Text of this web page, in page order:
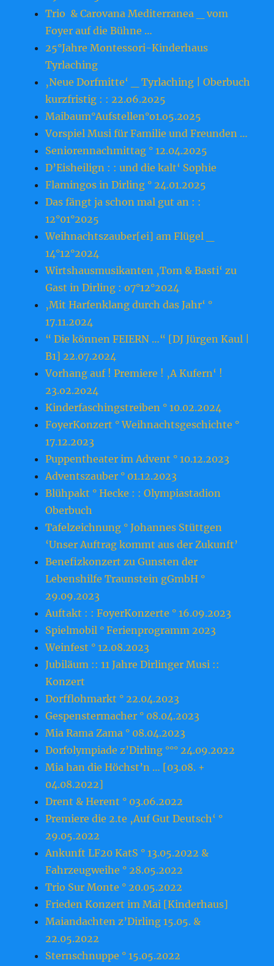
Trio & Carovana Mediterranea _ vom
Foyer auf die Bühne …
25°Jahre Montessori-Kinderhaus
Tyrlaching
‚Neue Dorfmitte‘ _ Tyrlaching | Oberbuch
kurzfristig : : 22.o6.2o25
Maibaum°Aufstellen°o1.o5.2o25
Vorspiel Musi für Familie und Freunden …
Seniorennachmittag ° 12.04.2025
D’Eisheilign : : und die kalt‘ Sophie
Flamingos in Dirling ° 24.01.2025
Das fängt ja schon mal gut an : :
12°01°2025
Weihnachtszauber[ei] am Flügel _
14°12°2024
Wirtshausmusikanten ‚Tom & Basti‘ zu
Gast in Dirling : o7°12°2024
‚Mit Harfenklang durch das Jahr‘ °
17.11.2024
“ Die können FEIERN …“ [DJ Jürgen Kaul |
B1] 22.07.2024
Vorhang auf ! Premiere ! ‚A Kufern‘ !
23.o2.2o24
Kinderfaschingstreiben ° 10.02.2024
FoyerKonzert ° Weihnachtsgeschichte °
17.12.2023
Puppentheater im Advent ° 10.12.2023
Adventszauber ° 01.12.2023
Blühpakt ° Hecke : : Olympiastadion
Oberbuch
Tafelzeichnung ° Johannes Stüttgen
‘Unser Auftrag kommt aus der Zukunft’
Benefizkonzert zu Gunsten der
Lebenshilfe Traunstein gGmbH °
29.09.2023
Auftakt : : FoyerKonzerte ° 16.09.2023
Spielmobil ° Ferienprogramm 2023
Weinfest ° 12.08.2023
Jubiläum :: 11 Jahre Dirlinger Musi ::
Konzert
Dorfflohmarkt ° 22.04.2023
Gespenstermacher ° 08.04.2023
Mia Rama Zama ° 08.04.2023
Dorfolympiade z’Dirling °°° 24.09.2022
Mia han die Höchst’n … [03.08. +
04.08.2022]
Drent & Herent ° 03.06.2022
Premiere die 2.te ‚Auf Gut Deutsch‘ °
29.05.2022
Ankunft LF20 KatS ° 13.05.2022 &
Fahrzeugweihe ° 28.05.2022
Trio Sur Monte ° 20.05.2022
Frieden Konzert im Mai [Kinderhaus]
Maiandachten z’Dirling 15.05. &
22.05.2022
Sternschnuppe ° 15.05.2022